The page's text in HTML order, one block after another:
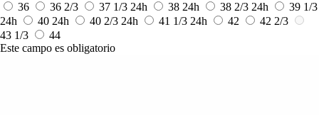
36
36 2/3 37 1/3 24h 38 24h 38 2/3 24h
39 1/3
24h
40 24h 40 2/3 24h 41 1/3 24h 42
42 2/3
43 1/3
44
Este campo es obligatorio